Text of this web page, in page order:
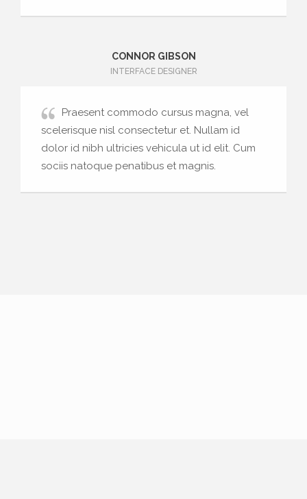
CONNOR GIBSON
INTERFACE DESIGNER
Praesent commodo cursus magna, vel
scelerisque nisl consectetur et. Nullam id
dolor id nibh ultricies vehicula ut id elit. Cum
sociis natoque penatibus et magnis.